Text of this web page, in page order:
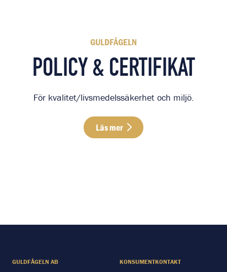
GULDFÅGELN
POLICY & CERTIFIKAT
För kvalitet/livsmedelssäkerhet och miljö.
Läs mer
Läs mer Policy & certifikat
GULDFÅGELN AB KONSUMENTKONTAKT